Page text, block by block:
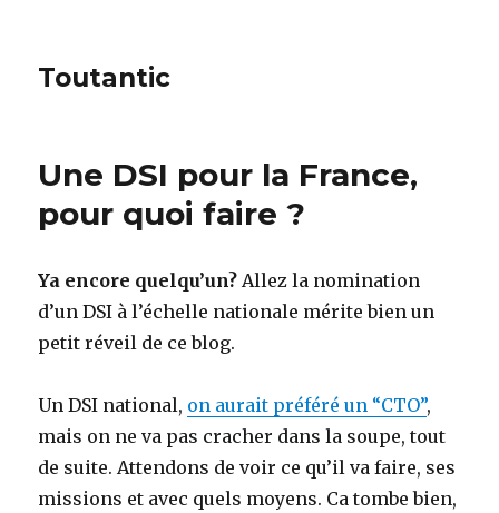
Toutantic
Une DSI pour la France,
pour quoi faire ?
Ya encore quelqu’un? Allez la nomination
d’un DSI à l’échelle nationale mérite bien un
petit réveil de ce blog.
Un DSI national, on aurait préféré un “CTO”,
mais on ne va pas cracher dans la soupe, tout
de suite. Attendons de voir ce qu’il va faire, ses
missions et avec quels moyens. Ca tombe bien,